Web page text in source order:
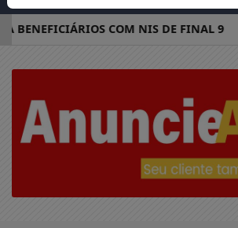
BENEFICIÁRIOS COM NIS DE FINAL 9